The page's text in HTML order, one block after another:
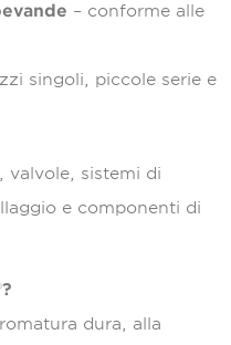
– conforme alle
singoli, piccole serie e
valvole, sistemi di
e componenti di
dura, alla